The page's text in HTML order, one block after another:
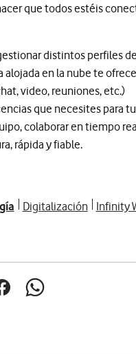
que todos estéis
distintos perfiles
alojada en la nube te
video, reuniones, etc.)
que necesites para
colaborar en tiempo
rápida y fiable.
Digitalización Infinity
en mail
compartir en linkedin
para compartir en
Abrir ventana para compartir
Abrir ventana para